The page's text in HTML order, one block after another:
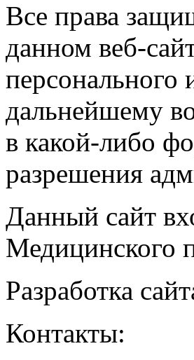
Все права
данном веб-
персонального
дальнейшему
в какой-либо
разрешения
Данный сайт
Медицинского
Разработка
Контакты: